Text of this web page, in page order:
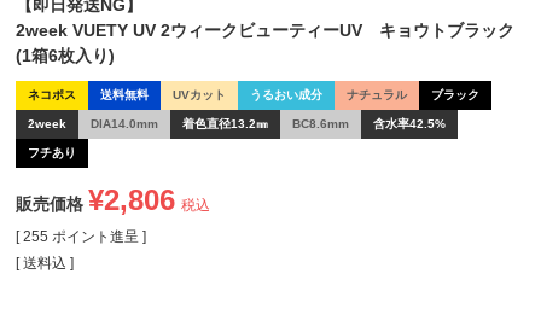
【即日発送NG】
2week VUETY UV 2ウィークビューティーUV キョウトブラック
(1箱6枚入り)
ネコポス 送料無料 UVカット うるおい成分 ナチュラル ブラック
2week DIA14.0mm 着色直径13.2㎜ BC8.6mm 含水率42.5%
フチあり
販売価格 ¥2,806 税込
[ 255 ポイント進呈 ]
送料込